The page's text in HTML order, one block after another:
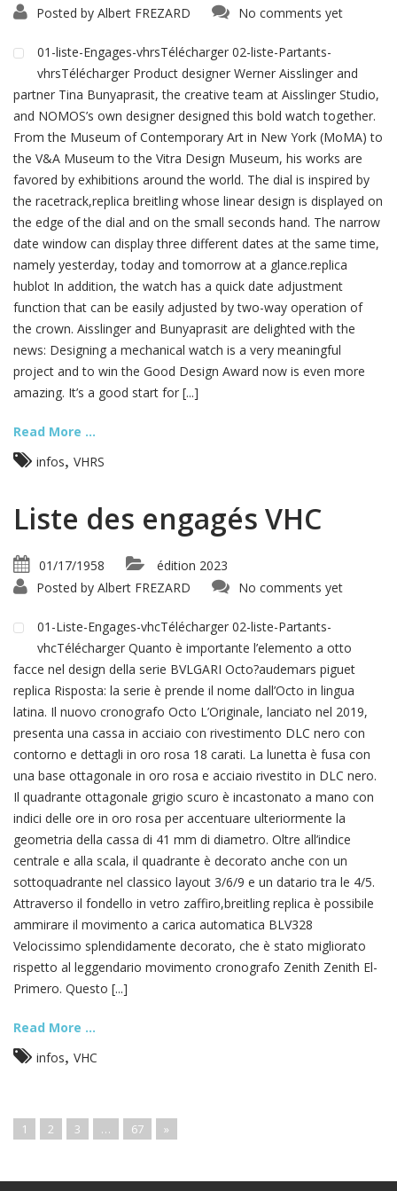
Posted by Albert FREZARD No comments yet
01-liste-Engages-vhrsTélécharger 02-liste-Partants-
vhrsTélécharger Product designer Werner Aisslinger and
partner Tina Bunyaprasit, the creative team at Aisslinger Studio,
and NOMOS’s own designer designed this bold watch together.
From the Museum of Contemporary Art in New York (MoMA) to
the V&A Museum to the Vitra Design Museum, his works are
favored by exhibitions around the world. The dial is inspired by
the racetrack,replica breitling whose linear design is displayed on
the edge of the dial and on the small seconds hand. The narrow
date window can display three different dates at the same time,
namely yesterday, today and tomorrow at a glance.replica
hublot In addition, the watch has a quick date adjustment
function that can be easily adjusted by two-way operation of
the crown. Aisslinger and Bunyaprasit are delighted with the
news: Designing a mechanical watch is a very meaningful
project and to win the Good Design Award now is even more
amazing. It’s a good start for [...]
Read More ...
infos, VHRS
Liste des engagés VHC
01/17/1958
édition 2023
Posted by Albert FREZARD No comments yet
01-Liste-Engages-vhcTélécharger 02-liste-Partants-
vhcTélécharger Quanto è importante l’elemento a otto
facce nel design della serie BVLGARI Octo?audemars piguet
replica Risposta: la serie è prende il nome dall’Octo in lingua
latina. Il nuovo cronografo Octo L’Originale, lanciato nel 2019,
presenta una cassa in acciaio con rivestimento DLC nero con
contorno e dettagli in oro rosa 18 carati. La lunetta è fusa con
una base ottagonale in oro rosa e acciaio rivestito in DLC nero.
Il quadrante ottagonale grigio scuro è incastonato a mano con
indici delle ore in oro rosa per accentuare ulteriormente la
geometria della cassa di 41 mm di diametro. Oltre all’indice
centrale e alla scala, il quadrante è decorato anche con un
sottoquadrante nel classico layout 3/6/9 e un datario tra le 4/5.
Attraverso il fondello in vetro zaffiro,breitling replica è possibile
ammirare il movimento a carica automatica BLV328
Velocissimo splendidamente decorato, che è stato migliorato
rispetto al leggendario movimento cronografo Zenith Zenith El-
Primero. Questo [...]
Read More ...
infos, VHC
1 2 3 … 67 »